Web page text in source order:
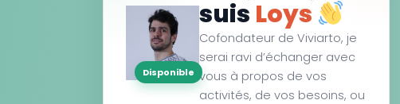
Disponible
suis Loys
Cofondateur de Viviarto, je
serai ravi d’échanger avec
vous à propos de vos
activités, de vos besoins, ou